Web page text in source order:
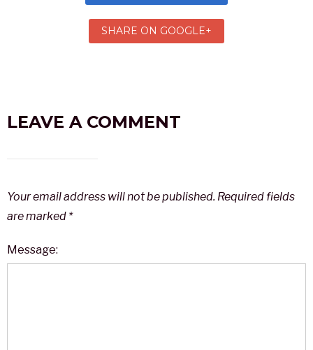
SHARE ON GOOGLE+
LEAVE A COMMENT
Your email address will not be published. Required fields
are marked *
Message: